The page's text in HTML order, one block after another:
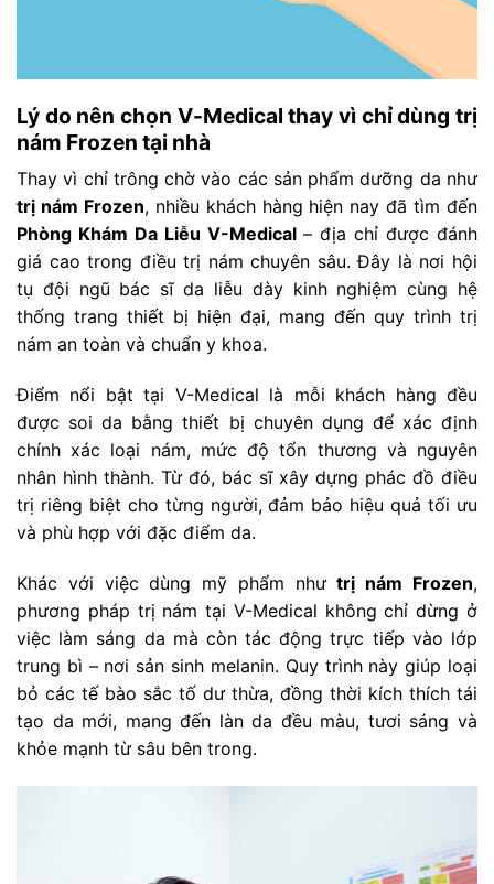
Lý do nên chọn V-Medical thay vì chỉ dùng trị
nám Frozen tại nhà
Thay vì chỉ trông chờ vào các sản phẩm dưỡng da như
trị nám Frozen, nhiều khách hàng hiện nay đã tìm đến
Phòng Khám Da Liễu V-Medical– địa chỉ được đánh
giá cao trong điều trị nám chuyên sâu. Đây là nơi hội
tụ đội ngũ bác sĩ da liễu dày kinh nghiệm cùng hệ
thống trang thiết bị hiện đại, mang đến quy trình trị
nám an toàn và chuẩn y khoa.
Điểm nổi bật tại V-Medical là mỗi khách hàng đều
được soi da bằng thiết bị chuyên dụng để xác định
chính xác loại nám, mức độ tổn thương và nguyên
nhân hình thành. Từ đó, bác sĩ xây dựng phác đồ điều
trị riêng biệt cho từng người, đảm bảo hiệu quả tối ưu
và phù hợp với đặc điểm da.
Khác với việc dùng mỹ phẩm nhưtrị nám Frozen,
phương pháp trị nám tại V-Medical không chỉ dừng ở
việc làm sáng da mà còn tác động trực tiếp vào lớp
trung bì – nơi sản sinh melanin. Quy trình này giúp loại
bỏ các tế bào sắc tố dư thừa, đồng thời kích thích tái
tạo da mới, mang đến làn da đều màu, tươi sáng và
khỏe mạnh từ sâu bên trong.